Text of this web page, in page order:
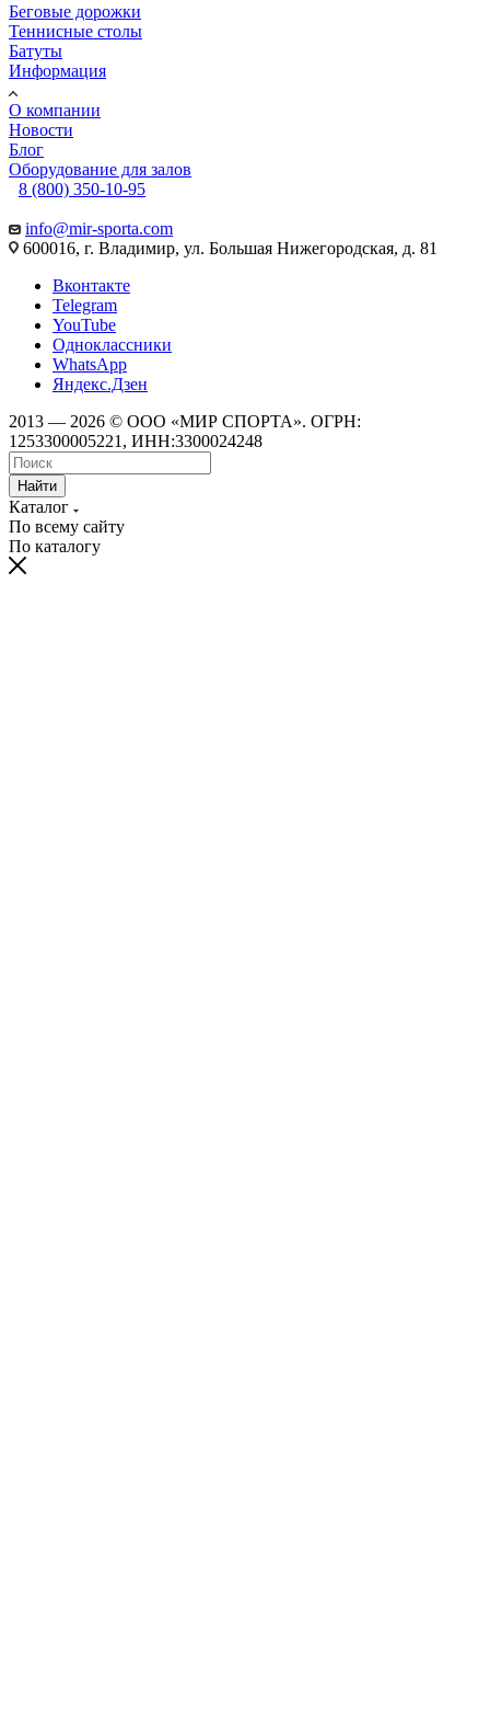
Беговые дорожки
Теннисные столы
Батуты
Информация
О компании
Новости
Блог
Оборудование для залов
8 (800) 350-10-95
info@mir-sporta.com
600016, г. Владимир, ул. Большая Нижегородская, д. 81
Вконтакте
Telegram
YouTube
Одноклассники
WhatsApp
Яндекс.Дзен
2013 — 2026 © ООО «МИР СПОРТА». ОГРН:
1253300005221, ИНН:3300024248
Найти
Каталог
По всему сайту
По каталогу